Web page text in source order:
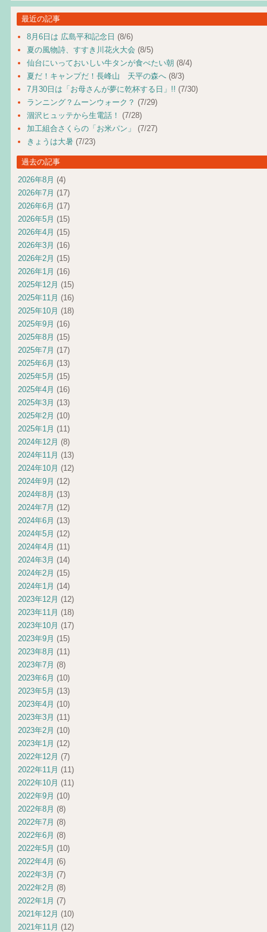
最近の記事
8月6日は 広島平和記念日 (8/6)
夏の風物詩、すすき川花火大会 (8/5)
仙台にいっておいしい牛タンが食べたい朝 (8/4)
夏だ！キャンプだ！長峰山 天平の森へ (8/3)
7月30日は「お母さんが夢に乾杯する日」!! (7/30)
ランニング？ムーンウォーク？ (7/29)
涸沢ヒュッテから生電話！ (7/28)
加工組合さくらの「お米パン」
(7/27)
きょうは大暑 (7/23)
過去の記事
2026年8月 (4)
2026年7月 (17)
2026年6月 (17)
2026年5月 (15)
2026年4月 (15)
2026年3月 (16)
2026年2月 (15)
2026年1月 (16)
2025年12月 (15)
2025年11月 (16)
2025年10月 (18)
2025年9月 (16)
2025年8月 (15)
2025年7月 (17)
2025年6月 (13)
2025年5月 (15)
2025年4月 (16)
2025年3月 (13)
2025年2月 (10)
2025年1月 (11)
2024年12月 (8)
2024年11月 (13)
2024年10月 (12)
2024年9月 (12)
2024年8月 (13)
2024年7月 (12)
2024年6月 (13)
2024年5月 (12)
2024年4月 (11)
2024年3月 (14)
2024年2月 (15)
2024年1月 (14)
2023年12月 (12)
2023年11月 (18)
2023年10月 (17)
2023年9月 (15)
2023年8月 (11)
2023年7月 (8)
2023年6月 (10)
2023年5月 (13)
2023年4月 (10)
2023年3月 (11)
2023年2月 (10)
2023年1月 (12)
2022年12月 (7)
2022年11月 (11)
2022年10月 (11)
2022年9月 (10)
2022年8月 (8)
2022年7月 (8)
2022年6月 (8)
2022年5月 (10)
2022年4月 (6)
2022年3月 (7)
2022年2月 (8)
2022年1月 (7)
2021年12月 (10)
2021年11月 (12)